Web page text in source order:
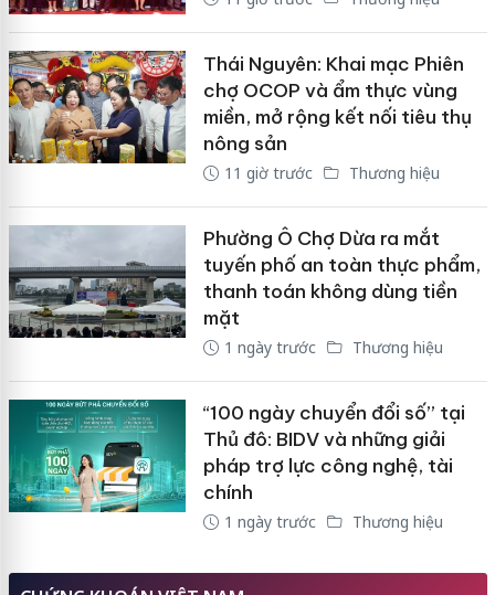
Thái Nguyên: Khai mạc Phiên
chợ OCOP và ẩm thực vùng
miền, mở rộng kết nối tiêu thụ
nông sản
11 giờ trước Thương hiệu
Phường Ô Chợ Dừa ra mắt
tuyến phố an toàn thực phẩm,
thanh toán không dùng tiền
mặt
1 ngày trước Thương hiệu
“100 ngày chuyển đổi số” tại
Thủ đô: BIDV và những giải
pháp trợ lực công nghệ, tài
chính
1 ngày trước Thương hiệu